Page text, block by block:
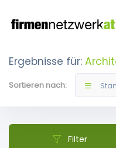
Ergebnisse für:
Sortieren nach:
Filter